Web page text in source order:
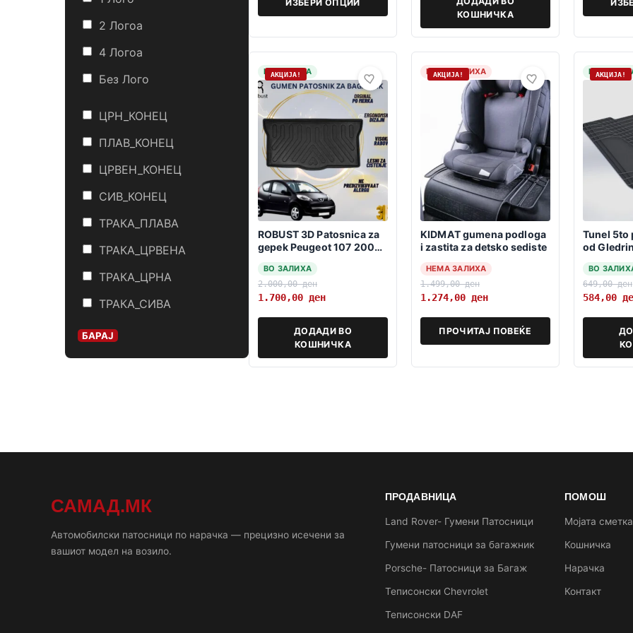
2 Логоa
4 Логоa
Без Лого
ЦРН_КОНЕЦ
ПЛАВ_КОНЕЦ
ЦРВЕН_КОНЕЦ
СИВ_КОНЕЦ
ТРАКА_ПЛАВА
ТРАКА_ЦРВЕНА
ТРАКА_ЦРНА
ТРАКА_СИВА
БАРАЈ
ИЗБЕРИ ОПЦИИ
КОШНИЧКА
НА ЗАЛИХА
АКЦИЈА!
ROBUST 3D Patosnica za
gepek Peugeot 107 2005-
ВО ЗАЛИХА
2.000,00ден
1.700,00 ден
ДОДАДИ ВО
КОШНИЧКА
НЕМА ЗАЛИХА
АКЦИЈА!
KIDMAT gumena podloga
i zastita za detsko sediste
НЕМА ЗАЛИХА
1.499,00ден
1.274,00 ден
ПРОЧИТАЈ ПОВЕЌЕ
НААКЦИЈА!
Tunel 5to
od
ВО
649,00ден
584,00
САМАД.МК
Автомобилски патосници по нарачка — прецизно исечени за
вашиот модел на возило.
ПРОДАВНИЦА
Land Rover- Гумени Патосници
Гумени патосници за багажник
Porsche- Патосници за Багаж
Теписонски Chevrolet
Теписонски DAF
ПОМОШ
Мојата сметка
Кошничка
Нарачка
Контакт